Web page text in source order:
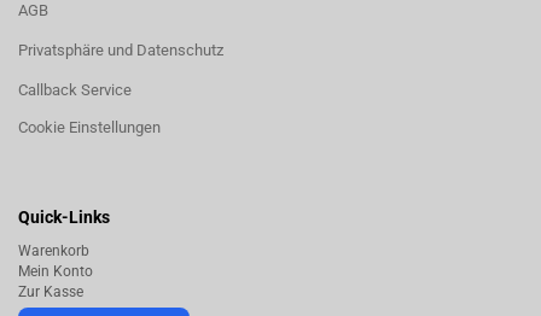
AGB
Privatsphäre und Datenschutz
Callback Service
Cookie Einstellungen
Quick-Links
Warenkorb
Mein Konto
Zur Kasse